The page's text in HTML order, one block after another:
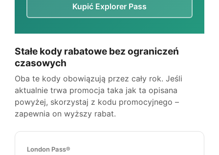
Kupić Explorer Pass
Stałe kody rabatowe bez ograniczeń
czasowych
Oba te kody obowiązują przez cały rok. Jeśli
aktualnie trwa promocja taka jak ta opisana
powyżej, skorzystaj z kodu promocyjnego –
zapewnia on wyższy rabat.
London Pass®